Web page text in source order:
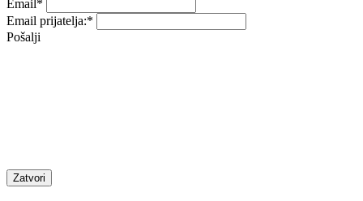
Email*
Email prijatelja:*
Pošalji
Zatvori